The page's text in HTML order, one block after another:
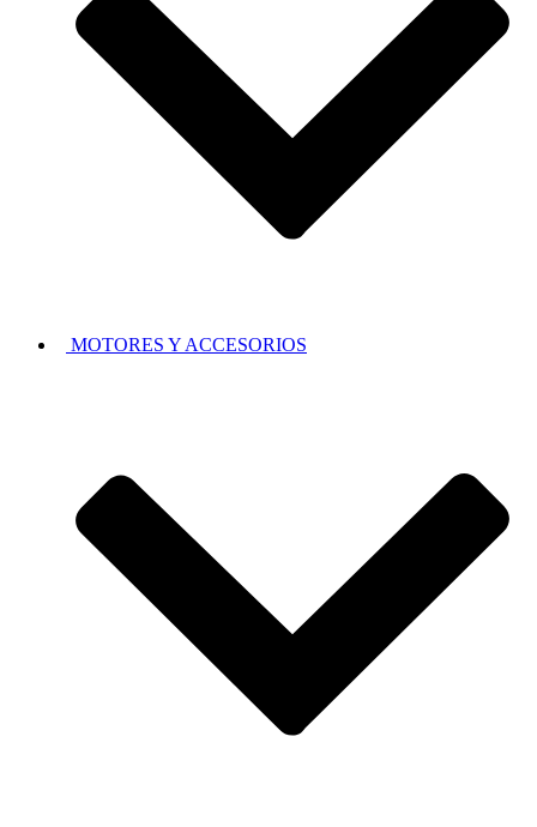
MOTORES Y ACCESORIOS